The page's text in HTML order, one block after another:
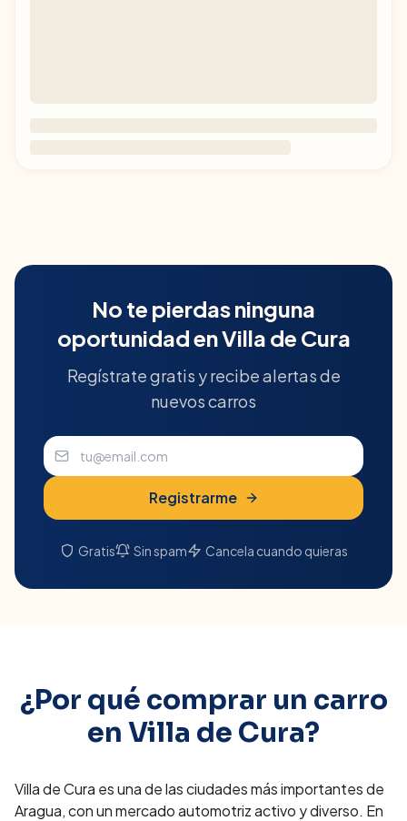
No te pierdas ninguna
oportunidad enVilla de Cura
Regístrate gratis y recibe alertas de
nuevos carros
Registrarme
Gratis Sin spam Cancela cuando quieras
¿Por qué comprar un carro
en Villa de Cura?
Villa de Cura es una de las ciudades más importantes de
Aragua, con un mercado automotriz activo y diverso. En